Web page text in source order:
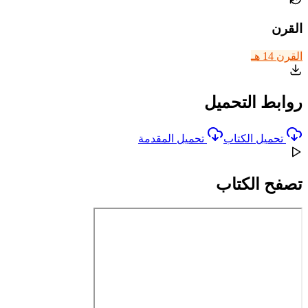
القرن
القرن 14 هـ
روابط التحميل
تحميل الكتاب تحميل المقدمة
تصفح الكتاب